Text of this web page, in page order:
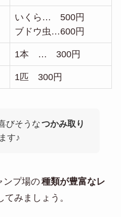
いくら… 500円
ブドウ虫…600円
1本 … 300円
1匹 300円
びそうなつかみ取り
す♪
ンプ場の種類が豊富なレ
てみましょう。